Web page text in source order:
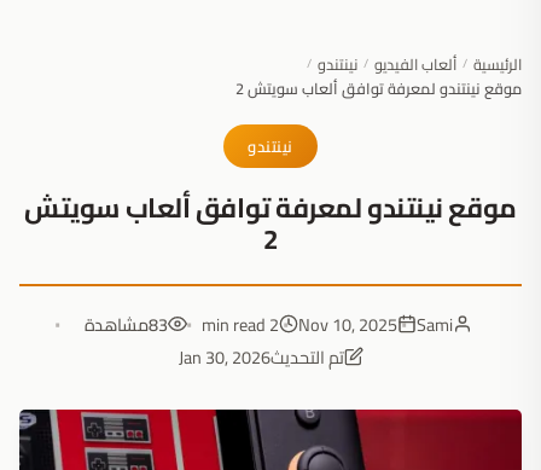
الرئيسية / ألعاب الفيديو / نينتندو /
موقع نينتندو لمعرفة توافق ألعاب سويتش 2
نينتندو
موقع نينتندو لمعرفة توافق ألعاب سويتش
2
Sami
Nov 10, 2025
2 min read
83مشاهدة
تم التحديثJan 30, 2026